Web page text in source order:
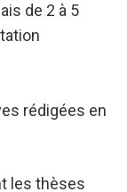
de 2 à 5
rédigées en
les thèses